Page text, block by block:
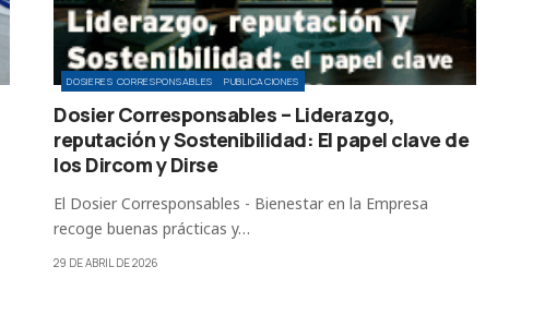
DOSIERES CORRESPONSABLES PUBLICACIONES
Dosier Corresponsables – Liderazgo,
reputación y Sostenibilidad: El papel clave de
los Dircom y Dirse
El Dosier Corresponsables - Bienestar en la Empresa
recoge buenas prácticas y…
29 DE ABRIL DE 2026